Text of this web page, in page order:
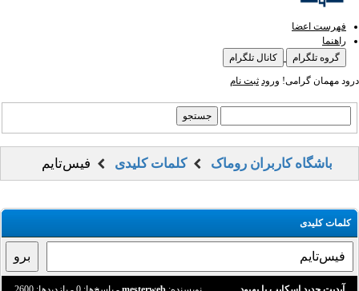
فهرست اعضا
راهنما
گروه تلگرام
کانال تلگرام
درود مهمان گرامی! ورود ثبت نام
باشگاه کاربران روماک کلمات کلیدی فیس‌تایم
کلمات کلیدی